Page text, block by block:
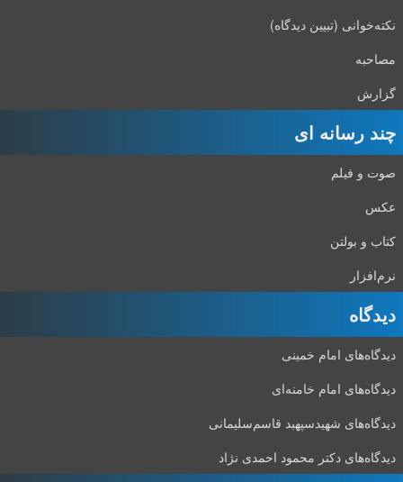
نکته‌خوانی (تبیین دیدگاه)
مصاحبه
گزارش
چند رسانه ای
صوت و فیلم
عکس
کتاب و بولتن
نرم‌افزار
دیدگاه‌
دیدگاه‌های امام خمینی
دیدگاه‌های امام خامنه‌ای
دیدگاه‌های شهید‌سپهبد قاسم‌سلیمانی
دیدگاه‌های دکتر محمود احمدی نژاد